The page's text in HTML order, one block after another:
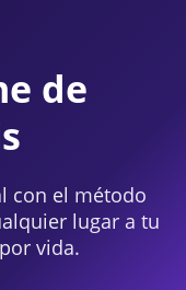
de
con el método
lugar a tu
vida.